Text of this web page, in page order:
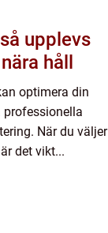
håll
optimera din
professionella
När du väljer
det vikt...